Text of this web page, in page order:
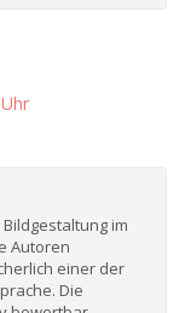
im
Autoren
einer der
Die